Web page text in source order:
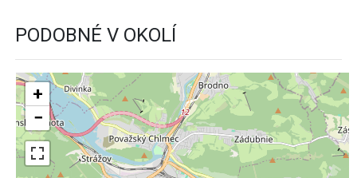
PODOBNÉ V OKOLÍ
+
−